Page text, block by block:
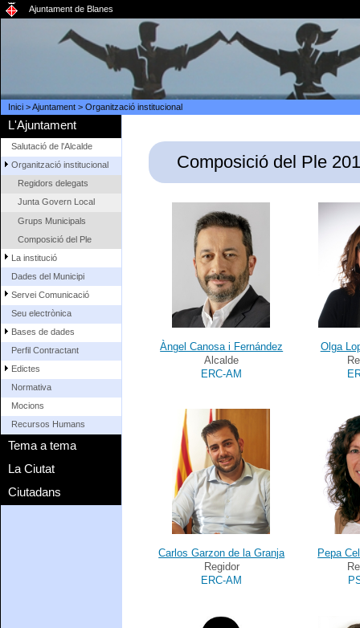
Ajuntament de Blanes
Inici>Ajuntament> Organització institucional
L'Ajuntament
Salutació de l'Alcalde
Organització institucional
Regidors delegats
Junta Govern Local
Grups Municipals
Composició del Ple
La institució
Dades del Municipi
Servei Comunicació
Seu electrònica
Bases de dades
Perfil Contractant
Edictes
Normativa
Mocions
Recursos Humans
Tema a tema
La Ciutat
Ciutadans
Composició del Ple
Àngel Canosa i Fernández
Alcalde
ERC-AM
Olga
Carlos Garzon de la Granja
Regidor
ERC-AM
Pepa